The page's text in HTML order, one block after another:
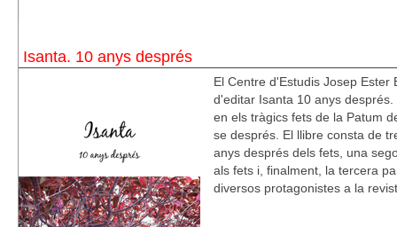
Isanta. 10 anys després
El Centre d'Estudis Josep
d'editar Isanta 10 anys
en els tràgics fets de la Patum
se després. El llibre consta de
anys després dels fets, una
als fets i, finalment, la tercera
diversos protagonistes a la